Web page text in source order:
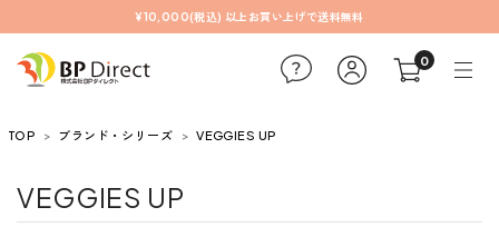
¥10,000(税込) 以上お買い上げで送料無料
0
TOP ブランド・シリーズ VEGGIES UP
VEGGIES UP